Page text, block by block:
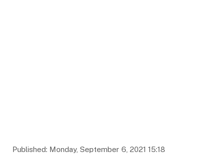
Published: Monday, September 6, 2021 15:18